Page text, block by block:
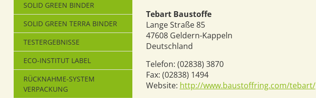
SOLID GREEN BINDER
SOLID GREEN TERRA BINDER
TESTERGEBNISSE
ECO-INSTITUT LABEL
RÜCKNAHME-SYSTEM
VERPACKUNG
Tebart Baustoffe
Lange Straße 85
47608 Geldern-Kappeln
Deutschland
Telefon: (02838) 3870
Fax: (02838) 1494
Website: http://www.baustoffring.com/tebart/